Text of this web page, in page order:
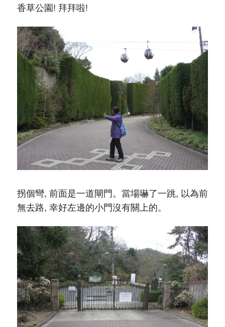
香草公園! 拜拜啦!
拐個彎, 前面是一道閘門。當場嚇了一跳, 以為前
無去路, 幸好左邊的小門沒有關上的。